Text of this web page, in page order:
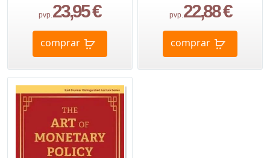
pvp. 23,95 €
comprar
pvp. 22,88 €
comprar